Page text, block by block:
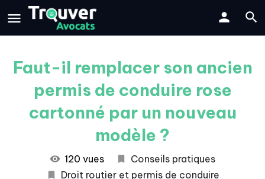
Faut-il remplacer son ancien
permis de conduire rose
cartonné par un nouveau
modèle ?
120 vues
Conseils pratiques
Droit routier et permis de conduire